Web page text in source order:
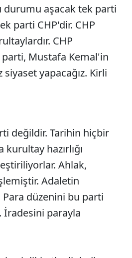
aşacak tek parti
parti CHP'dir. CHP
CHP
Mustafa Kemal'in
siyaset yapacağız. Kirli
değildir. Tarihin hiçbir
hazırlığı
Ahlak,
Adaletin
Para düzenini bu parti
İradesini parayla